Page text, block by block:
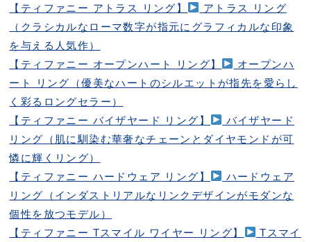
【ティファニー アトラス リング】
アトラス リング
（クラシカルなローマ数字が指元にグラフィカルな印象
を与える人気作）
【ティファニー オープンハート リング】
オープンハ
ート リング（優美なハートのシルエットが指先を愛らし
く彩るロングセラー）
【ティファニー バイザヤード リング】
バイザヤード
リング（肌に馴染む華奢なチェーンとダイヤモンドが可
憐に輝くリング）
【ティファニー ハードウェア リング】
ハードウェア
リング（インダストリアルなリンクデザインがモダンな
個性を放つモデル）
【ティファニー Tスマイル ワイヤー リング】
Tスマイ